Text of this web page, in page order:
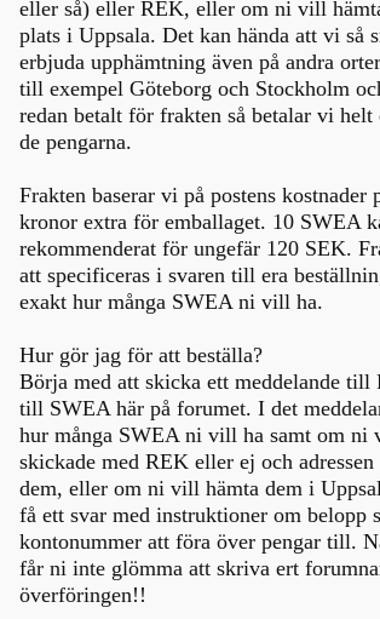
eller så) eller REK, eller om ni vill
plats i Uppsala. Det kan hända att vi så
erbjuda upphämtning även på andra
till exempel Göteborg och Stockholm
redan betalt för frakten så betalar vi
de pengarna.
Frakten baserar vi på postens kostnader
kronor extra för emballaget. 10 SWEA
rekommenderat för ungefär 120 SEK.
att specificeras i svaren till era
exakt hur många SWEA ni vill ha.
Hur gör jag för att beställa?
Börja med att skicka ett meddelande till
till SWEA här på forumet. I det
hur många SWEA ni vill ha samt om ni
skickade med REK eller ej och
dem, eller om ni vill hämta dem i
få ett svar med instruktioner om belopp
kontonummer att föra över pengar till.
får ni inte glömma att skriva ert
överföringen!!